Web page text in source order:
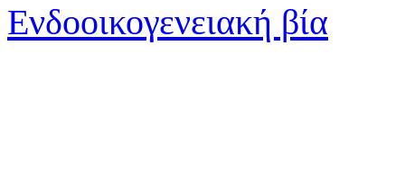
Ενδοοικογενειακή βία